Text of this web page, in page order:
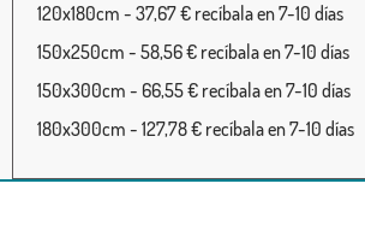
120x180cm - 37,67 € recíbala en 7-10 días
150x250cm - 58,56 € recíbala en 7-10 días
150x300cm - 66,55 € recíbala en 7-10 días
180x300cm - 127,78 € recíbala en 7-10 días